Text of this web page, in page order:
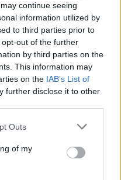
continue seeing
information utilized by
to third parties prior to
out of the further
by third parties on the
This information may
on the IAB’s List of
further disclose it to other
one or more Google
You may click to
its third-party tags to
in below Google
Outs
of my
már nem csinál
vált az utóbbi
mellett azok is
eddig nem
Hódi Pamela
a mostani